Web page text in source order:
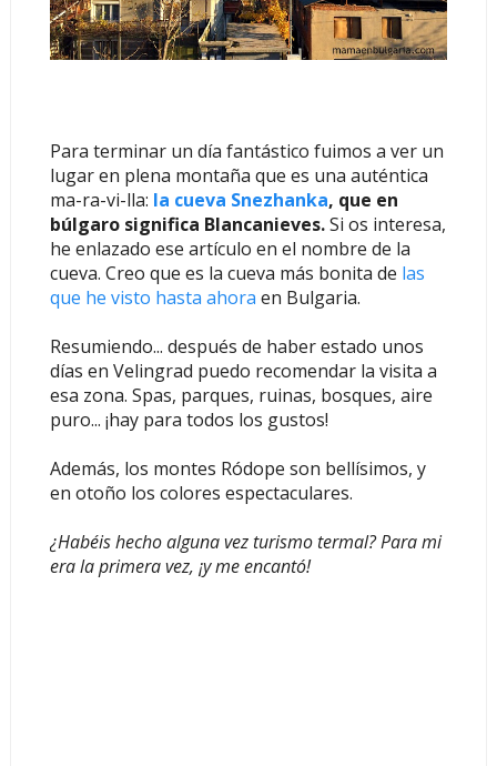
Para terminar un día fantástico fuimos a ver un
lugar en plena montaña que es una auténtica
ma-ra-vi-lla: la cueva Snezhanka, que en
búlgaro significa Blancanieves.Si os interesa,
he enlazado ese artículo en el nombre de la
cueva. Creo que es la cueva más bonita de las
que he visto hasta ahora en Bulgaria.
Resumiendo... después de haber estado unos
días en Velingrad puedo recomendar la visita a
esa zona. Spas, parques, ruinas, bosques, aire
puro... ¡hay para todos los gustos!
Además, los montes Ródope son bellísimos, y
en otoño los colores espectaculares.
¿Habéis hecho alguna vez turismo termal? Para mi
era la primera vez, ¡y me encantó!